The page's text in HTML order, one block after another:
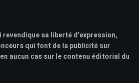
revendique sa liberté d'expression,
qui font de la publicité sur
aucun cas sur le contenu éditorial du